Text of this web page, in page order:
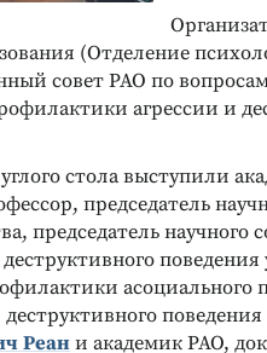
(Отделение
совет РАО по
агрессии и
стола выступили
председатель
председатель научного
Реани академик РАО,